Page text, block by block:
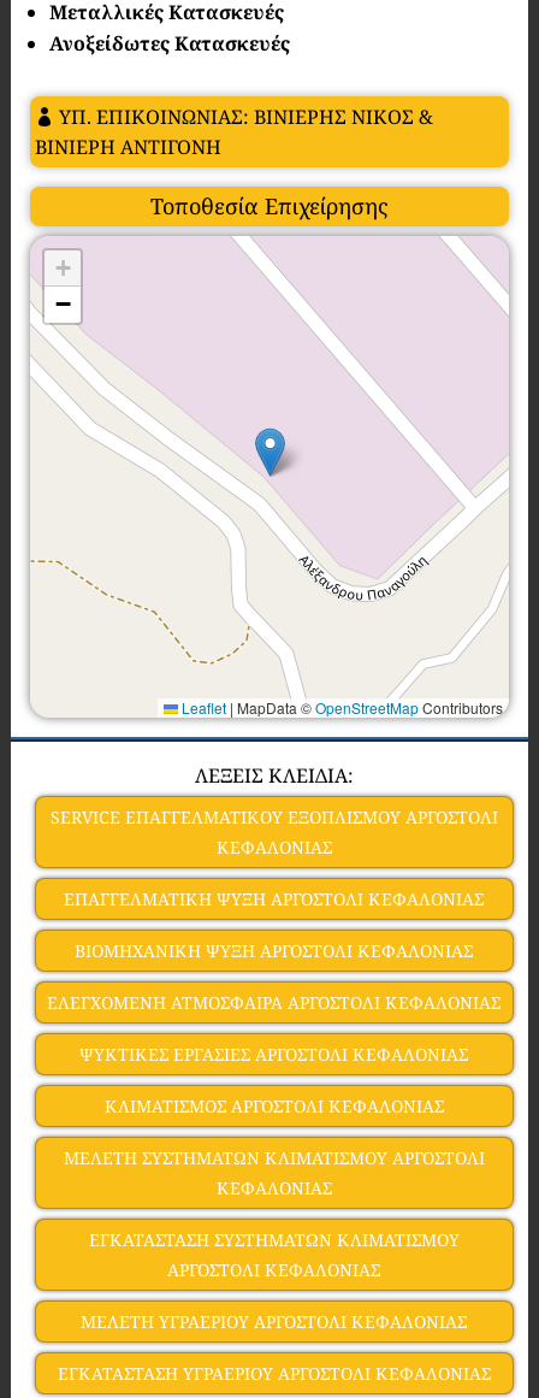
Μεταλλικές Κατασκευές
Ανοξείδωτες Κατασκευές
ΥΠ. ΕΠΙΚΟΙΝΩΝΙΑΣ: ΒΙΝΙΕΡΗΣ ΝΙΚΟΣ &
ΒΙΝΙΕΡΗ ΑΝΤΙΓΟΝΗ
Τοποθεσία Επιχείρησης
+
−
Leaflet | MapData ©OpenStreetMapContributors
ΛΕΞΕΙΣ ΚΛΕΙΔΙΑ:
SERVICE ΕΠΑΓΓΕΛΜΑΤΙΚΟΥ ΕΞΟΠΛΙΣΜΟΥ ΑΡΓΟΣΤΟΛΙ
ΚΕΦΑΛΟΝΙΑΣ
ΕΠΑΓΓΕΛΜΑΤΙΚΗ ΨΥΞΗ ΑΡΓΟΣΤΟΛΙ ΚΕΦΑΛΟΝΙΑΣ
ΒΙΟΜΗΧΑΝΙΚΗ ΨΥΞΗ ΑΡΓΟΣΤΟΛΙ ΚΕΦΑΛΟΝΙΑΣ
ΕΛΕΓΧΟΜΕΝΗ ΑΤΜΟΣΦΑΙΡΑ ΑΡΓΟΣΤΟΛΙ ΚΕΦΑΛΟΝΙΑΣ
ΨΥΚΤΙΚΕΣ ΕΡΓΑΣΙΕΣ ΑΡΓΟΣΤΟΛΙ ΚΕΦΑΛΟΝΙΑΣ
ΚΛΙΜΑΤΙΣΜΟΣ ΑΡΓΟΣΤΟΛΙ ΚΕΦΑΛΟΝΙΑΣ
ΜΕΛΕΤΗ ΣΥΣΤΗΜΑΤΩΝ ΚΛΙΜΑΤΙΣΜΟΥ ΑΡΓΟΣΤΟΛΙ
ΚΕΦΑΛΟΝΙΑΣ
ΕΓΚΑΤΑΣΤΑΣΗ ΣΥΣΤΗΜΑΤΩΝ ΚΛΙΜΑΤΙΣΜΟΥ
ΑΡΓΟΣΤΟΛΙ ΚΕΦΑΛΟΝΙΑΣ
ΜΕΛΕΤΗ ΥΓΡΑΕΡΙΟΥ ΑΡΓΟΣΤΟΛΙ ΚΕΦΑΛΟΝΙΑΣ
ΕΓΚΑΤΑΣΤΑΣΗ ΥΓΡΑΕΡΙΟΥ ΑΡΓΟΣΤΟΛΙ ΚΕΦΑΛΟΝΙΑΣ